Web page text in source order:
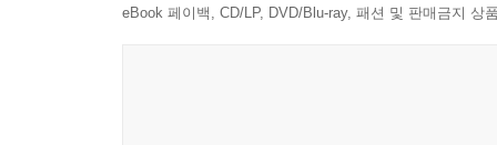
eBook 페이백, CD/LP, DVD/Blu-ray, 패션 및 판매금지 상